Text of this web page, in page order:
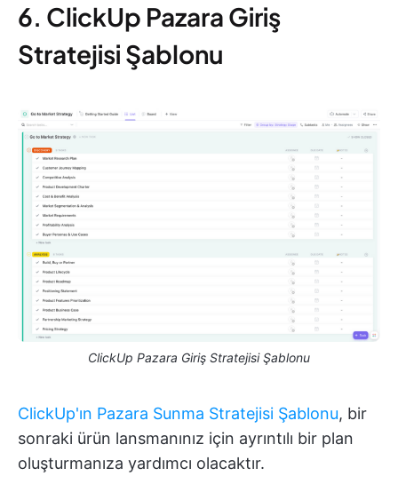
6. ClickUp Pazara Giriş
Stratejisi Şablonu
ClickUp Pazara Giriş Stratejisi Şablonu
ClickUp'ın Pazara Sunma Stratejisi Şablonu, bir
sonraki ürün lansmanınız için ayrıntılı bir plan
oluşturmanıza yardımcı olacaktır.